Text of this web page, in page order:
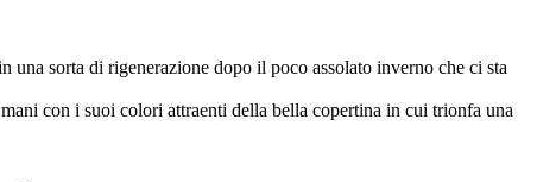
una sorta di rigenerazione dopo il poco assolato inverno che ci sta
con i suoi colori attraenti della bella copertina in cui trionfa una